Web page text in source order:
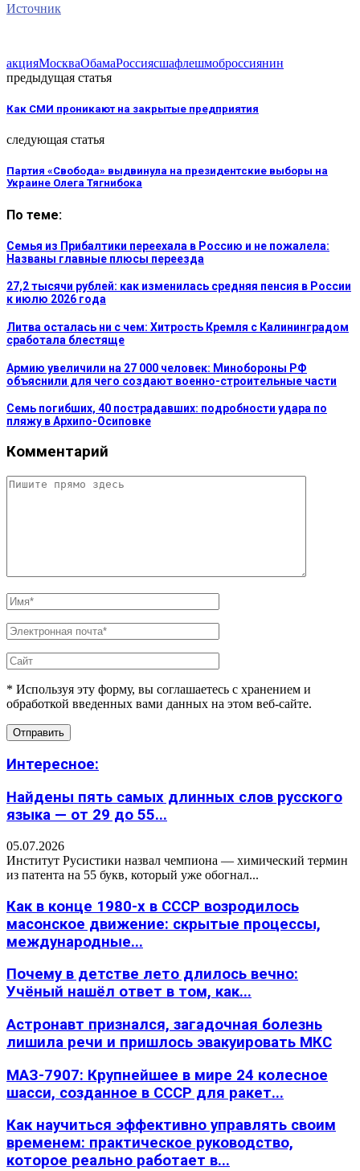
Источник
акцияМоскваОбамаРоссиясшафлешмоброссиянин
предыдущая статья
Как СМИ проникают на закрытые предприятия
следующая статья
Партия «Свобода» выдвинула на президентские выборы на
Украине Олега Тягнибока
По теме:
Семья из Прибалтики переехала в Россию и не пожалела:
Названы главные плюсы переезда
27,2 тысячи рублей: как изменилась средняя пенсия в России
к июлю 2026 года
Литва осталась ни с чем: Хитрость Кремля с Калининградом
сработала блестяще
Армию увеличили на 27 000 человек: Минобороны РФ
объяснили для чего создают военно-строительные части
Семь погибших, 40 пострадавших: подробности удара по
пляжу в Архипо-Осиповке
Комментарий
* Используя эту форму, вы соглашаетесь с хранением и
обработкой введенных вами данных на этом веб-сайте.
Интересное:
Найдены пять самых длинных слов русского
языка — от 29 до 55...
05.07.2026
Институт Русистики назвал чемпиона — химический термин
из патента на 55 букв, который уже обогнал...
Как в конце 1980-х в СССР возродилось
масонское движение: скрытые процессы,
международные...
Почему в детстве лето длилось вечно:
Учёный нашёл ответ в том, как...
Астронавт признался, загадочная болезнь
лишила речи и пришлось эвакуировать МКС
МАЗ-7907: Крупнейшее в мире 24 колесное
шасси, созданное в СССР для ракет...
Как научиться эффективно управлять своим
временем: практическое руководство,
которое реально работает в...